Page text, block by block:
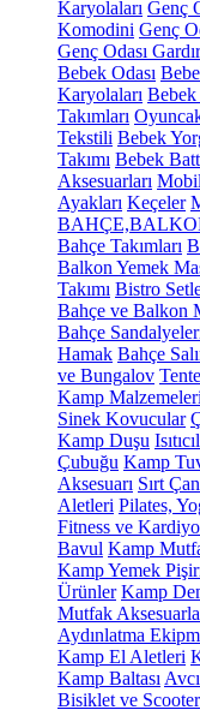
Karyolaları Genç
Komodini Genç
Genç Odası
Bebek Odası
Karyolaları Bebek
Takımları
Tekstili Bebek
Takımı Bebek
Aksesuarları
Ayakları Keçeler
Bahçe Takımları
Balkon Yemek
Takımı Bistro
Bahçe ve Balkon
Bahçe
Hamak Bahçe
ve Bungalov Tente
Kamp Malzemeleri
Sinek Kovucular
Kamp Duşu
Çubuğu Kamp
Aksesuarı Sırt
Aletleri Pilates,
Fitness ve
Bavul Kamp
Kamp Yemek
Ürünler Kamp
Mutfak
Aydınlatma
Kamp El Aletleri
Kamp Baltası
Bisiklet ve Scooter